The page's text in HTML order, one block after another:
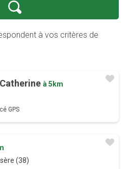
à vos critères de
à 5km
GPS
(38)